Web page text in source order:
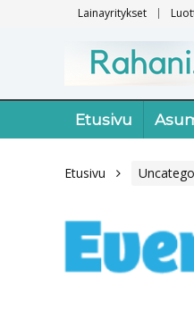
Lainayritykset
Etusivu
Etusivu